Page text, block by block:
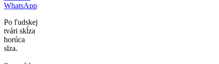
WhatsApp
Po ľudskej
tvári skĺza
horúca
slza.